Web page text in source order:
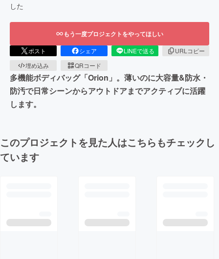
した
もう一度プロジェクトをやってほしい
ポスト シェア LINEで送る
URLコピー
埋め込み
QRコード
多機能ボディバッグ「Orion」。薄いのに大容量&防水・
防汚で日常シーンからアウトドアまでアクティブに活躍
します。
このプロジェクトを見た人はこちらもチェックし
ています